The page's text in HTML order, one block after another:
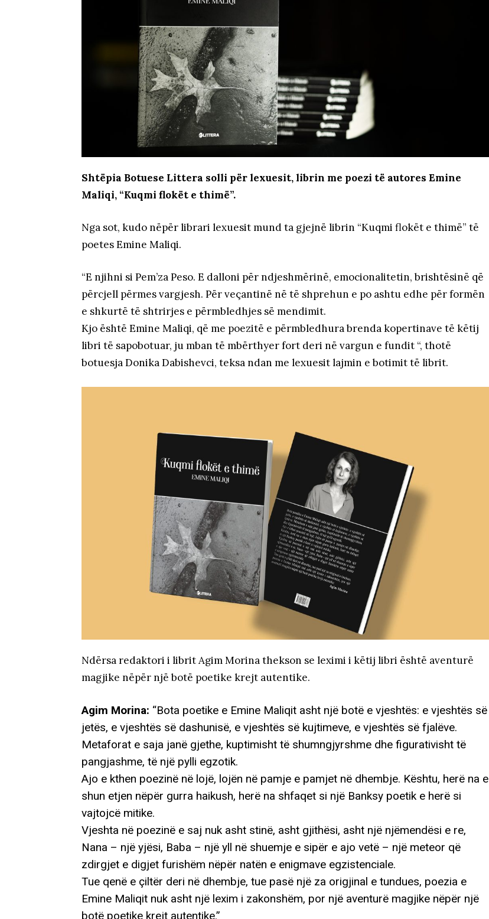
Shtëpia Botuese Littera solli për lexuesit, librin me poezi të autores Emine
Maliqi, “Kuqmi flokët e thimë”.
Nga sot, kudo nëpër librari lexuesit mund ta gjejnë librin “Kuqmi flokët e thimë” të
poetes Emine Maliqi.
“E njihni si Pem’za Peso. E dalloni për ndjeshmërinë, emocionalitetin, brishtësinë që
përcjell përmes vargjesh. Për veçantinë në të shprehun e po ashtu edhe për formën
e shkurtë të shtrirjes e përmbledhjes së mendimit.
Kjo është Emine Maliqi, që me poezitë e përmbledhura brenda kopertinave të këtij
libri të sapobotuar, ju mban të mbërthyer fort deri në vargun e fundit “, thotë
botuesja Donika Dabishevci, teksa ndan me lexuesit lajmin e botimit të librit.
Ndërsa redaktori i librit Agim Morina thekson se leximi i këtij libri është aventurë
magjike nëpër një botë poetike krejt autentike.
Agim Morina: “Bota poetike e Emine Maliqit asht një botë e vjeshtës: e vjeshtës së
jetës, e vjeshtës së dashunisë, e vjeshtës së kujtimeve, e vjeshtës së fjalëve.
Metaforat e saja janë gjethe, kuptimisht të shumngjyrshme dhe figurativisht të
pangjashme, të një pylli egzotik.
Ajo e kthen poezinë në lojë, lojën në pamje e pamjet në dhembje. Kështu, herë na e
shun etjen nëpër gurra haikush, herë na shfaqet si një Banksy poetik e herë si
vajtojcë mitike.
Vjeshta në poezinë e saj nuk asht stinë, asht gjithësi, asht një njëmendësi e re,
Nana – një yjësi, Baba – një yll në shuemje e sipër e ajo vetë – një meteor që
zdirgjet e digjet furishëm nëpër natën e enigmave egzistenciale.
Tue qenë e çiltër deri në dhembje, tue pasë një za origjinal e tundues, poezia e
Emine Maliqit nuk asht një lexim i zakonshëm, por një aventurë magjike nëpër një
botë poetike krejt autentike.”